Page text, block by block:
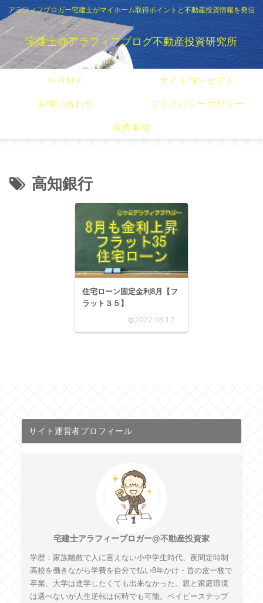
アラフィフブロガー宅建士がマイホーム取得ポイントと不動産投資情報を発信
宅建士@アラフィフブログ不動産投資研究所
ＨＯＭＥ サイトコンセプト
お問い合わせ プライバシーポリシー
免責事項
高知銀行
住宅ローン固定金利8月【フ
ラット３５】
2022.08.12
サイト運営者プロフィール
宅建士アラフィーブロガー@不動産投資家
学歴：家族離散で人に言えない小中学生時代、夜間定時制
高校を働きながら学費を自分で払い8年かけ・首の皮一枚で
卒業、大学は進学したくても出来なかった。親と家庭環境
は選べないが人生逆転は何時でも可能。ベイビーステップ